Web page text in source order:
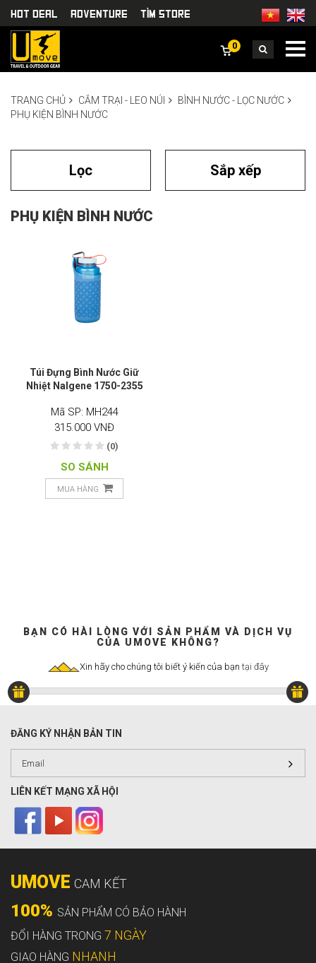
HOT DEAL Adventure TÌm Store
0
TRANG CHỦ CẮM TRẠI - LEO NÚI
BÌNH NƯỚC - LỌC NƯỚC
PHỤ KIỆN BÌNH NƯỚC
Lọc Sắp xếp
PHỤ KIỆN BÌNH NƯỚC
Túi Đựng Bình Nước Giữ
Nhiệt Nalgene 1750-2355
Mã SP: MH244
315.000 VNĐ
(0)
SO SÁNH
MUA HÀNG
BẠN CÓ HÀI LÒNG VỚI SẢN PHẨM VÀ DỊCH VỤ
CỦA UMOVE KHÔNG?
Xin hãy cho chúng tôi biết ý kiến của bạn tại đây
ĐĂNG KÝ NHẬN BẢN TIN
LIÊN KẾT MẠNG XÃ HỘI
UMOVE CAM KẾT
100% SẢN PHẨM CÓ BẢO HÀNH
ĐỔI HÀNG TRONG 7 NGÀY
GIAO HÀNG NHANH